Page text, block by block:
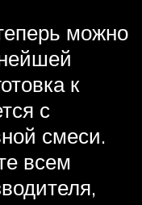
можно
к
с
смеси.
всем